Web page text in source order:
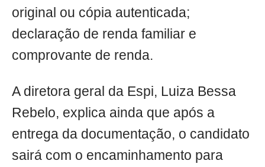
original ou cópia autenticada;
declaração de renda familiar e
comprovante de renda.
A diretora geral da Espi, Luiza Bessa
Rebelo, explica ainda que após a
entrega da documentação, o candidato
sairá com o encaminhamento para